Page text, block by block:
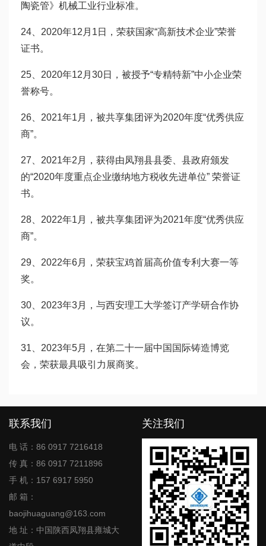
陶瓷管》机械工业行业标准。
24、2020年12月1日，荣获国家“高新技术企业”荣誉
证书。
25、2020年12月30日，被授予“专精特新”中小企业荣
誉称号。
26、2021年1月，被共享集团评为2020年度“优秀供应
商”。
27、2021年2月，获得由凤翔县县委、县政府颁发
的“2020年度重点企业缴纳地方税收先进单位” 荣誉证
书。
28、2022年1月，被共享集团评为2021年度“优秀供应
商”。
29、2022年6月，荣获宝鸡首届高价值专利大赛一等
奖。
30、2023年3月，与西安理工大学签订产学研合作协
议。
31、2023年5月，在第二十一届中国国际铸造博览
会，荣获最具吸引力展商奖。
联系我们
电 话：86 0917 7216418
传 真：86 0917 7211896
手 机：157 6917 5950
邮 箱：
baojihuaguang@163.com
地 址：中国陕西凤翔县雍城大
关注我们